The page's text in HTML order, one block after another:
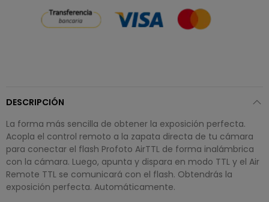
DESCRIPCIÓN
La forma más sencilla de obtener la exposición perfecta.
Acopla el control remoto a la zapata directa de tu cámara
para conectar el flash Profoto AirTTL de forma inalámbrica
con la cámara. Luego, apunta y dispara en modo TTL y el Air
Remote TTL se comunicará con el flash. Obtendrás la
exposición perfecta. Automáticamente.